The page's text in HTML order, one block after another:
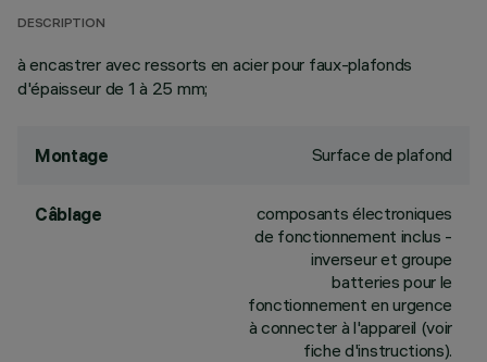
DESCRIPTION
à encastrer avec ressorts en acier pour faux-plafonds
d'épaisseur de 1 à 25 mm;
Montage Surface de plafond
Câblage
composants électroniques
de fonctionnement inclus -
inverseur et groupe
batteries pour le
fonctionnement en urgence
à connecter à l'appareil (voir
fiche d'instructions).